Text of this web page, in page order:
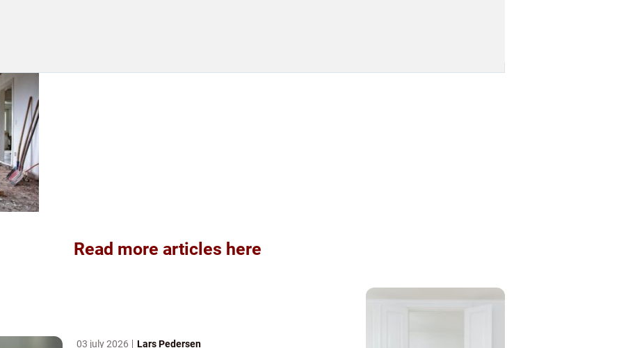
Read more articles here
03 july 2026 Lars Pedersen